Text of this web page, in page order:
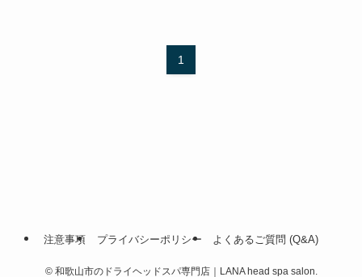
1
注意事項 プライバシーポリシー よくあるご質問 (Q&A)
©和歌山市のドライヘッドスパ専門店｜LANA head spa salon.